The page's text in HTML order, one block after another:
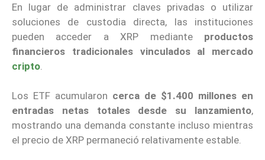
En lugar de administrar claves privadas o utilizar
soluciones de custodia directa, las instituciones
pueden acceder a XRP mediante productos
financieros tradicionales vinculados al mercado
cripto
Los ETF acumularon cerca de $1.400 millones en
entradas netas totales desde su lanzamiento,
mostrando una demanda constante incluso mientras
el precio de XRP permaneció relativamente estable.